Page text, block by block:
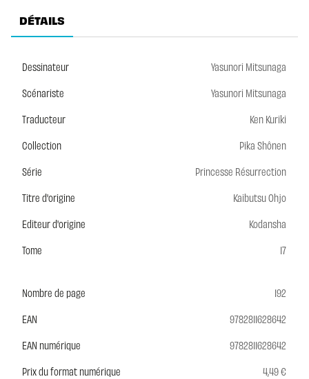
DÉTAILS
Dessinateur
Yasunori Mitsunaga
Scénariste
Yasunori Mitsunaga
Traducteur
Ken Kuriki
Collection
Pika Shônen
Série
Princesse Résurrection
Titre d'origine
Kaibutsu Ohjo
Editeur d'origine
Kodansha
Tome
17
Nombre de page
192
EAN
9782811628642
EAN numérique
9782811628642
Prix du format numérique
4,49 €